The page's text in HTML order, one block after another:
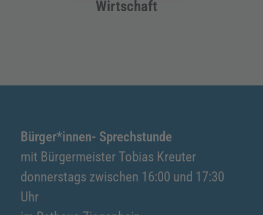
Wirtschaft
Bürger*innen- Sprechstunde
mit Bürgermeister Tobias Kreuter
donnerstags zwischen 16:00 und 17:30
Uhr